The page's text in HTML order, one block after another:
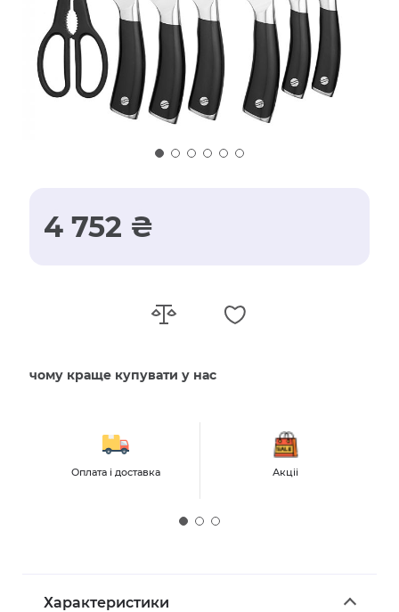
4 752 ₴
чому краще купувати у нас
Оплата і доставка Акціі
Характеристики